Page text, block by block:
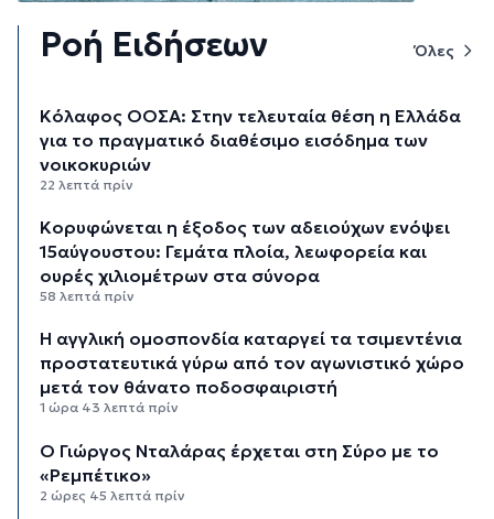
Ροή Ειδήσεων Όλες
Κόλαφος ΟΟΣΑ: Στην τελευταία θέση η Ελλάδα
για το πραγματικό διαθέσιμο εισόδημα των
νοικοκυριών
22 λεπτά πρίν
Κορυφώνεται η έξοδος των αδειούχων ενόψει
15αύγουστου: Γεμάτα πλοία, λεωφορεία και
ουρές χιλιομέτρων στα σύνορα
58 λεπτά πρίν
Η αγγλική ομοσπονδία καταργεί τα τσιμεντένια
προστατευτικά γύρω από τον αγωνιστικό χώρο
μετά τον θάνατο ποδοσφαιριστή
1 ώρα 43 λεπτά πρίν
Ο Γιώργος Νταλάρας έρχεται στη Σύρο με το
«Ρεμπέτικο»
2 ώρες 45 λεπτά πρίν